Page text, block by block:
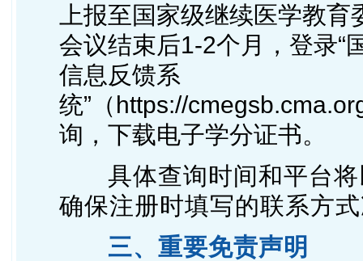
上报至国家级继续医学教
会议结束后1-2个月，登录“
信息反馈系
统”（https://
询，下载电子学分证书。
具体查询时间和平台
确保注册时填写的联系方
三、重要免责声明